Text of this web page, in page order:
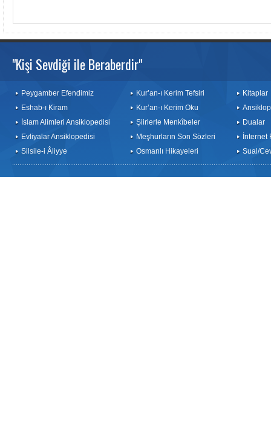
"Kişi Sevdiği ile Beraberdir"
Peygamber Efendimiz
Eshab-ı Kiram
İslam Alimleri Ansiklopedisi
Evliyalar Ansiklopedisi
Silsile-i Âliyye
Kur’an-ı Kerim Tefsiri
Kur’an-ı Kerim Oku
Şiirlerle Menkîbeler
Meşhurların Son Sözleri
Osmanlı Hikayeleri
Kitaplar
Dualar
İnternet
Sual/